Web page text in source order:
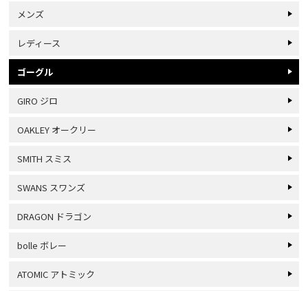
メンズ
レディース
ゴーグル
GIRO ジロ
OAKLEY オークリー
SMITH スミス
SWANS スワンズ
DRAGON ドラゴン
bolle ボレー
ATOMIC アトミック